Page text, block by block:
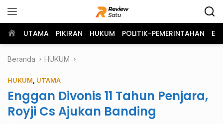
ke
Home
UTAMA PIKIRAN HUKUM POLITIK-PEMERINTAHAN
Beranda HUKUM
HUKUM UTAMA
Enggan Divonis 11 Tahun Penjara,
Royji Cs Ajukan Banding